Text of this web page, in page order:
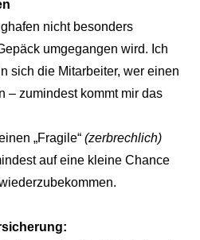
nicht besonders
umgegangen wird. Ich
sich die Mitarbeiter, wer einen
– zumindest kommt mir das
„Fragile“ (zerbrechlich)
auf eine kleine Chance